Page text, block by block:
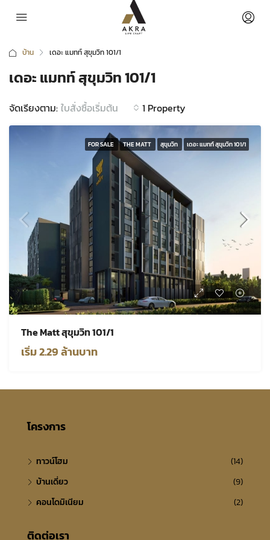
บ้าน เดอะ แมทท์ สุขุมวิท 101/1
เดอะ แมทท์ สุขุมวิท 101/1
1 Property
จัดเรียงตาม: ใบสั่งซื้อเริ่มต้น
FOR SALE THE MATT สุขุมวิท เดอะ แมทท์ สุขุมวิท 101/1
The Matt สุขุมวิท 101/1
เริ่ม 2.29 ล้านบาท
โครงการ
ทาวน์โฮม
(14)
บ้านเดี่ยว
(9)
คอนโดมิเนียม
(2)
ติดต่อเรา